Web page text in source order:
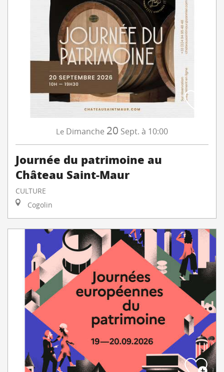
Le Dimanche 20 Sept. à 10:00
Journée du patrimoine au
Château Saint-Maur
CULTURE
Cogolin